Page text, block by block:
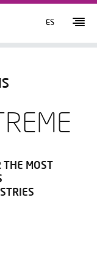
ES
MOST